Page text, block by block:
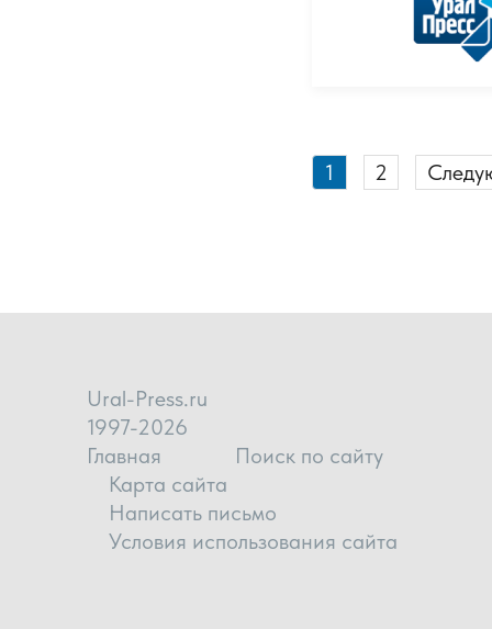
1 2
Ural-Press.ru
1997-2026
Главная
Поиск по сайту
Карта сайта
Написать письмо
Условия использования сайта